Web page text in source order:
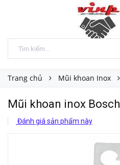
Trang chủ Mũi khoan Inox
Mũi khoan inox Bosch
Đánh giá sản phẩm này